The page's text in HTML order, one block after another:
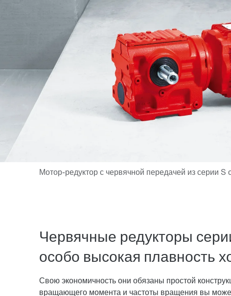
Червячные редукторы
особо высокая плавность
Свою экономичность они обязаны простой
вращающего момента и частоты вращения вы